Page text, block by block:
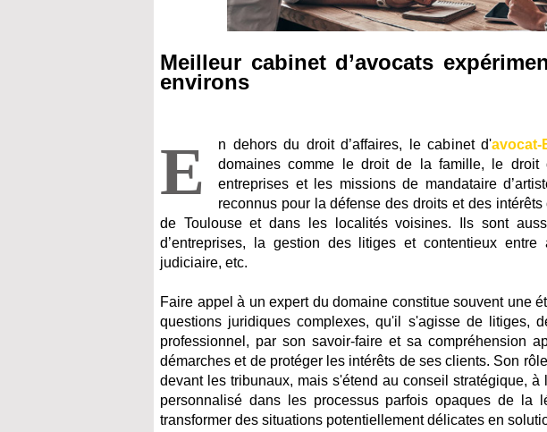
Meilleur cabinet d’avocats
environs
E n dehors du droit d’affaires, le cabinet d'avocat-
domaines comme le droit de la famille, le droit
entreprises et les missions de mandataire
reconnus pour la défense des droits et des
de Toulouse et dans les localités voisines. Ils sont
d’entreprises, la gestion des litiges et contentieux
judiciaire, etc.
Faire appel à un expert du domaine constitue souvent une
questions juridiques complexes, qu'il s'agisse de litiges,
professionnel, par son savoir-faire et sa compréhension
démarches et de protéger les intérêts de ses clients. Son
devant les tribunaux, mais s'étend au conseil stratégique,
personnalisé dans les processus parfois opaques de la
transformer des situations potentiellement délicates en